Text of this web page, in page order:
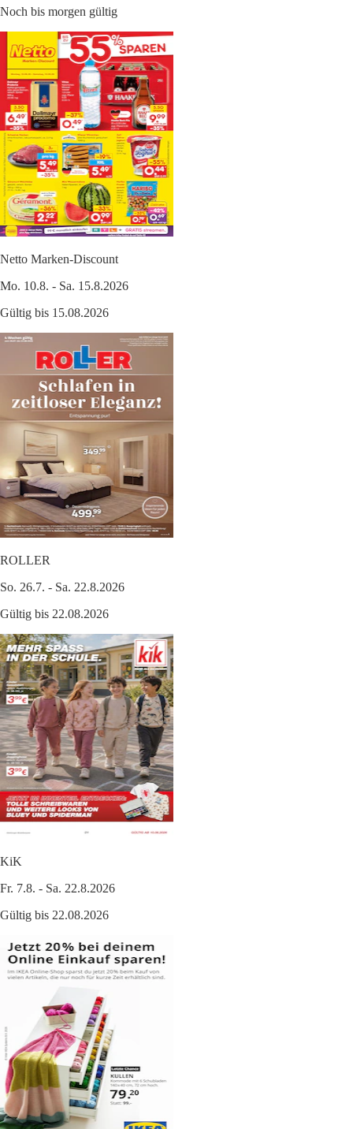
Noch bis morgen gültig
Netto Marken-Discount
Mo. 10.8. - Sa. 15.8.2026
Gültig bis 15.08.2026
ROLLER
So. 26.7. - Sa. 22.8.2026
Gültig bis 22.08.2026
KiK
Fr. 7.8. - Sa. 22.8.2026
Gültig bis 22.08.2026